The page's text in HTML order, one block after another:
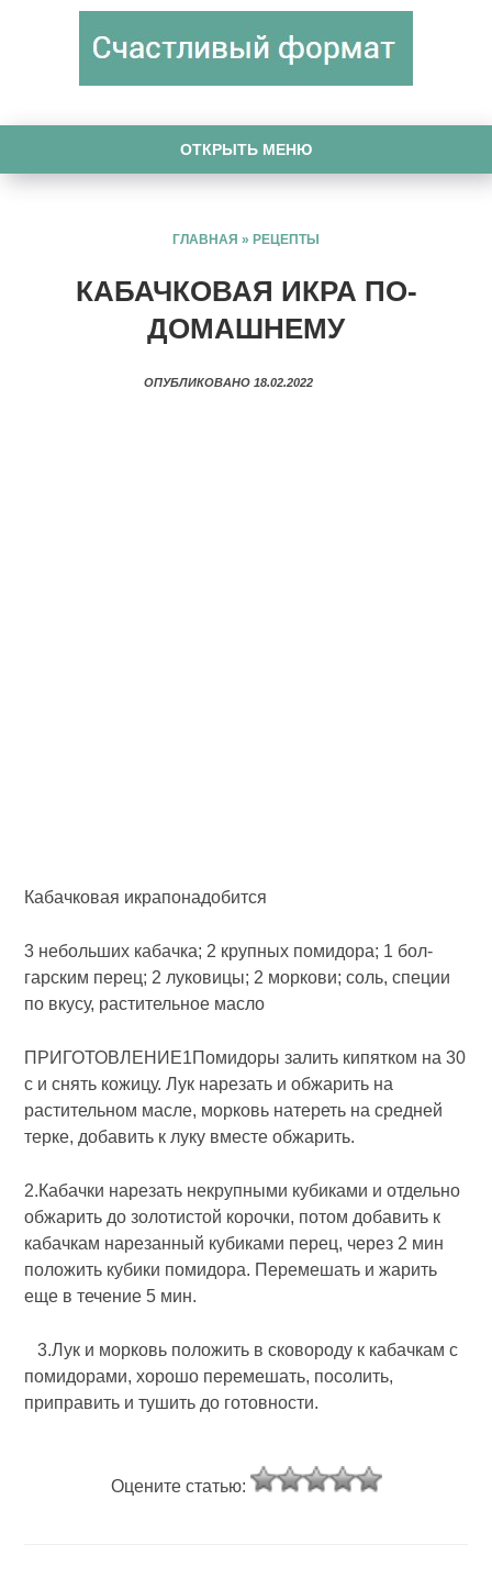
ОТКРЫТЬ МЕНЮ
ГЛАВНАЯ » РЕЦЕПТЫ
КАБАЧКОВАЯ ИКРА ПО-
ДОМАШНЕМУ
ОПУБЛИКОВАНО 18.02.2022
Кабачковая икрапонадобится
3 небольших кабачка; 2 крупных помидора; 1 бол­
гарским перец; 2 луковицы; 2 моркови; соль, специи
по вкусу, растительное масло
ПРИГОТОВЛЕНИЕ1Помидоры залить кипятком на 30
с и снять кожицу. Лук нарезать и обжарить на
растительном масле, морковь натереть на средней
терке, добавить к луку вместе обжарить.
2.Кабачки нарезать некруп­ными кубиками и отдельно
обжарить до золотистой корочки, потом добавить к
кабачкам нарезанный ку­биками перец, через 2 мин
положить кубики помидора. Перемешать и жарить
еще в течение 5 мин.
3.Лук и морковь положить в сковороду к кабачкам с
поми­дорами, хорошо перемешать, посолить,
приправить и тушить до готовности.
Оцените статью: